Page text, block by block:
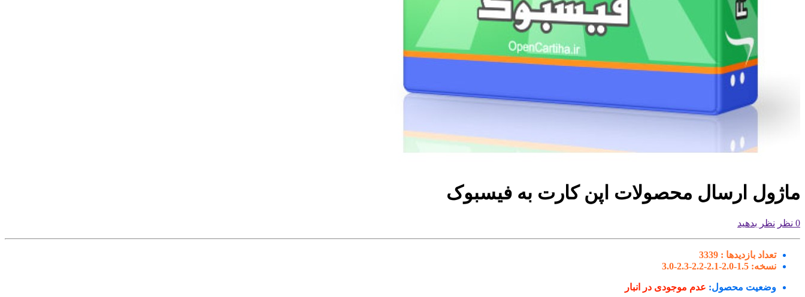
ماژول ارسال محصولات اپن کارت به فیسبوک
0 نظر نظر بدهید
تعداد بازدیدها : 3339
نسخه: 1.5-2.0-2.1-2.2-2.3-3.0
وضعیت محصول: عدم موجودی در انبار